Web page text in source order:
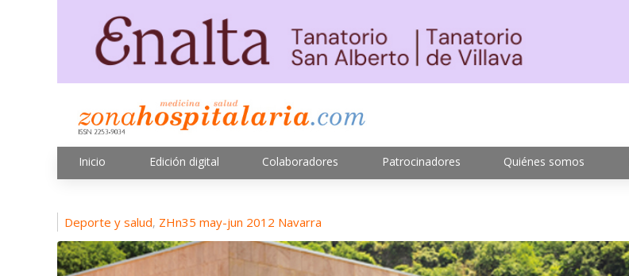
Inicio Edición digital Colaboradores Patrocinadores Quiénes somos
Deporte y salud, ZHn35 may-jun 2012 Navarra